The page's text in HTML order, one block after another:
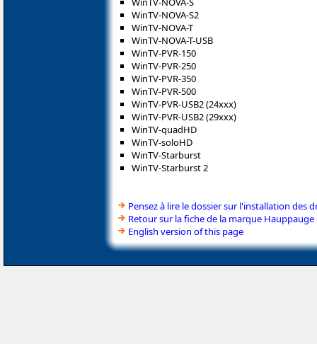
WinTV-NOVA-S2
WinTV-NOVA-T
WinTV-NOVA-T-USB
WinTV-PVR-150
WinTV-PVR-250
WinTV-PVR-350
WinTV-PVR-500
WinTV-PVR-USB2 (24xxx)
WinTV-PVR-USB2 (29xxx)
WinTV-quadHD
WinTV-soloHD
WinTV-Starburst
WinTV-Starburst 2
Pensez à lire le dossier sur l'installation des
Retour sur la fiche de la marque Hauppauge
English version of this page